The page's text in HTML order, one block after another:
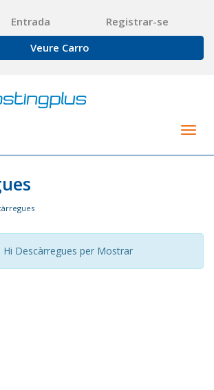
Entrada
Registrar-se
Veure Carro
Hi Descàrregues per Mostrar